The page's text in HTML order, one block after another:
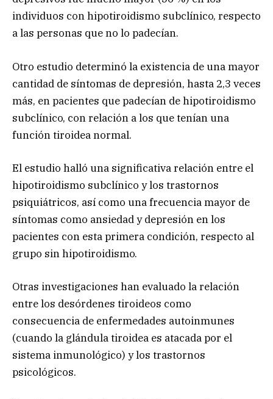
individuos con hipotiroidismo subclínico, respecto
a las personas que no lo padecían.
Otro estudio determinó la existencia de una mayor
cantidad de síntomas de depresión, hasta 2,3 veces
más, en pacientes que padecían de hipotiroidismo
subclínico, con relación a los que tenían una
función tiroidea normal.
El estudio halló una significativa relación entre el
hipotiroidismo subclínico y los trastornos
psiquiátricos, así como una frecuencia mayor de
síntomas como ansiedad y depresión en los
pacientes con esta primera condición, respecto al
grupo sin hipotiroidismo.
Otras investigaciones han evaluado la relación
entre los desórdenes tiroideos como
consecuencia de enfermedades autoinmunes
(cuando la glándula tiroidea es atacada por el
sistema inmunológico) y los trastornos
psicológicos.